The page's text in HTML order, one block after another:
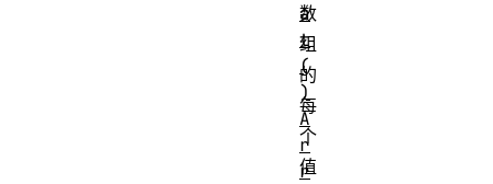
数
组
的
每
个
值
a
t
(
)
A
r
r